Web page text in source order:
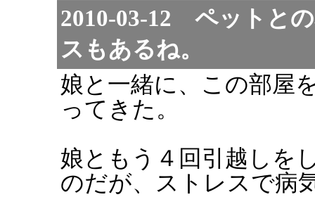
2010-03-12 ペットと
スもあるね。
娘と一緒に、この部屋
ってきた。
娘ともう４回引越しを
のだが、ストレスで病